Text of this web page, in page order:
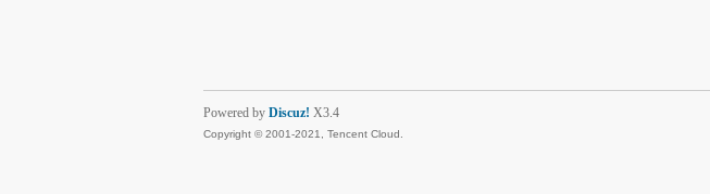
Powered by Discuz! X3.4
Copyright © 2001-2021, Tencent Cloud.